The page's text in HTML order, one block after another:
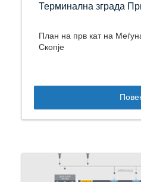
Терминална зграда
План на прв кат на
Скопје